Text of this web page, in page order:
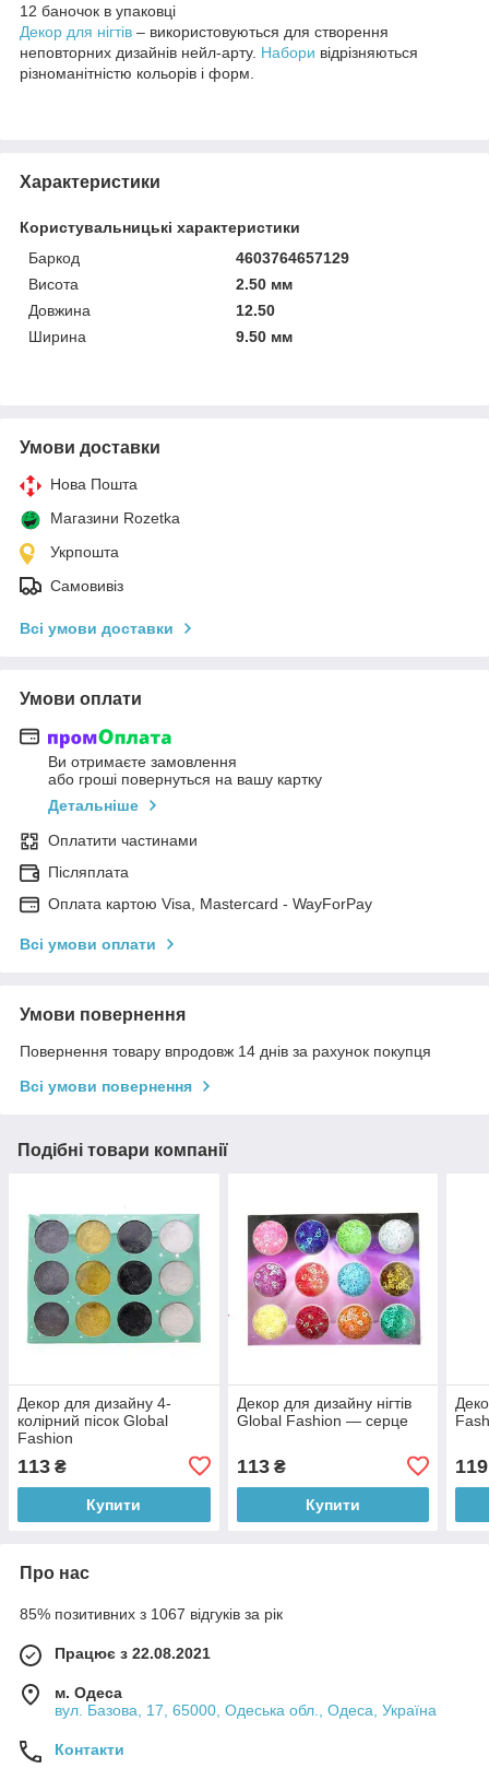
12 баночок в упаковці
Декор для нігтів – використовуються для створення
неповторних дизайнів нейл-арту. Набори відрізняються
різноманітністю кольорів і форм.
Характеристики
Користувальницькі характеристики
Баркод
4603764657129
Висота
2.50 мм
Довжина
12.50
Ширина
9.50 мм
Умови доставки
Нова Пошта
Магазини Rozetka
Укрпошта
Самовивіз
Всі умови доставки
Умови оплати
Ви отримаєте замовлення
або гроші повернуться на вашу картку
Детальніше
Оплатити частинами
Післяплата
Оплата картою Visa, Mastercard - WayForPay
Всі умови оплати
Умови повернення
Повернення товару впродовж 14 днів за рахунок покупця
Всі умови повернення
Подібні товари компанії
Декор для дизайну 4-
колірний пісок Global
Fashion
113 ₴
Купити
Декор для дизайну нігтів
Global Fashion — серце
113₴
Купити
119
Про нас
85% позитивних з 1067 відгуків за рік
Працює з 22.08.2021
м. Одеса
вул. Базова, 17, 65000, Одеська обл., Одеса, Україна
Контакти